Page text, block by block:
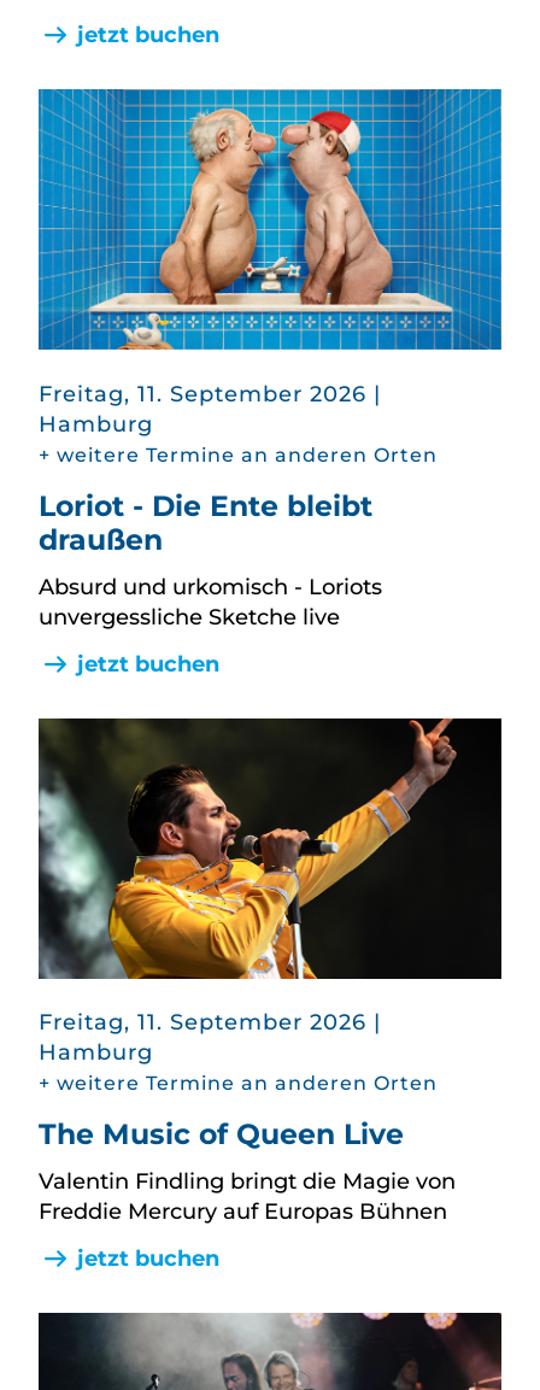
jetzt buchen
Freitag, 11. September 2026 |
Hamburg
+ weitere Termine an anderen Orten
Loriot - Die Ente bleibt
draußen
Absurd und urkomisch - Loriots
unvergessliche Sketche live
jetzt buchen
Freitag, 11. September 2026 |
Hamburg
+ weitere Termine an anderen Orten
The Music of Queen Live
Valentin Findling bringt die Magie von
Freddie Mercury auf Europas Bühnen
jetzt buchen